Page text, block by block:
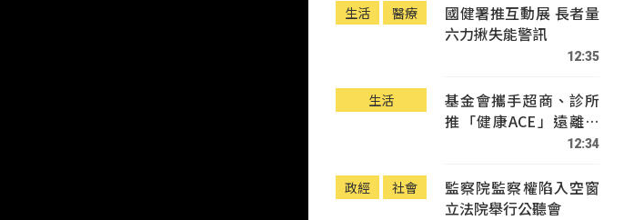
生活 醫療
國健署推互動展 長者量
六力揪失能警訊
12:35
生活
基金會攜手超商、診所
推「健康ACE」遠離疾
12:34
政經 社會
監察院監察權陷入空窗
立法院舉行公聽會